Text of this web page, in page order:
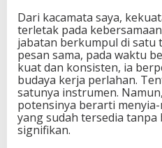
Dari kacamata saya,
terletak pada
jabatan berkumpul di satu
pesan sama, pada waktu
kuat dan konsisten, ia
budaya kerja perlahan.
satunya instrumen.
potensinya berarti
yang sudah tersedia tanpa
signifikan.